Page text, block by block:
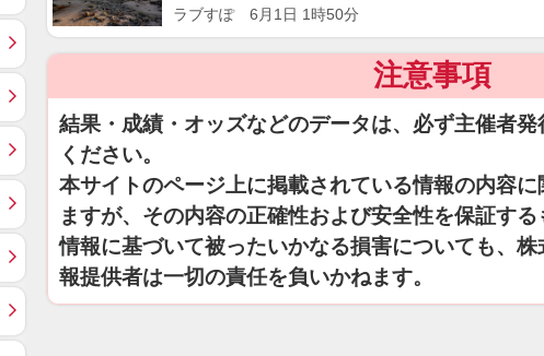
ラブすぽ 6月1日 1時50分
注意事項
結果・成績・オッズなどのデータは、必ず主催者
ください。
本サイトのページ上に掲載されている情報の内容
ますが、その内容の正確性および安全性を保証す
情報に基づいて被ったいかなる損害についても、
報提供者は一切の責任を負いかねます。